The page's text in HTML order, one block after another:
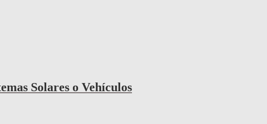
Solares o Vehículos